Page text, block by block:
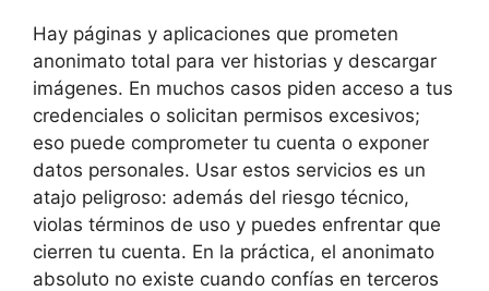
Hay páginas y aplicaciones que prometen
anonimato total para ver historias y descargar
imágenes. En muchos casos piden acceso a tus
credenciales o solicitan permisos excesivos;
eso puede comprometer tu cuenta o exponer
datos personales. Usar estos servicios es un
atajo peligroso: además del riesgo técnico,
violas términos de uso y puedes enfrentar que
cierren tu cuenta. En la práctica, el anonimato
absoluto no existe cuando confías en terceros